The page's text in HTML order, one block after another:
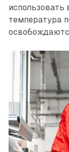
использовать
температура